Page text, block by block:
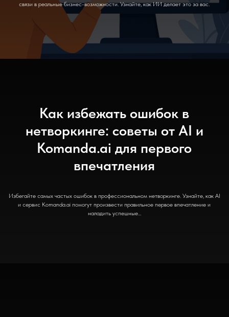
связи в реальные бизнес-возможности. Узнайте, как ИИ делает это за вас.
Как избежать ошибок в
нетворкинге: советы от AI и
Komanda.ai для первого
впечатления
Избегайте самых частых ошибок в профессиональном нетворкинге. Узнайте, как AI
и сервис Komanda.ai помогут произвести правильное первое впечатление и
наладить успешные...